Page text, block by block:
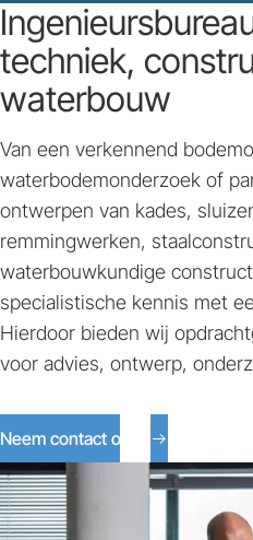
techniek,
waterbouw
Van een verkennend
waterbodemonderzoek of
ontwerpen van kades,
remmingwerken,
waterbouwkundige
specialistische kennis met
Hierdoor bieden wij
voor advies, ontwerp,
Neem contact op